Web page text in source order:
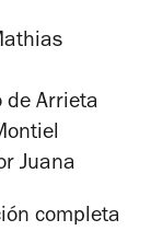
de Arrieta
Juana
completa